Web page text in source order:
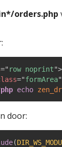
orders.php
=" row noprint">
="formArea"
echo
door:
(